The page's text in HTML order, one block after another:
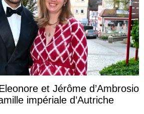
et Jérôme d’Ambrosio
impériale d’Autriche